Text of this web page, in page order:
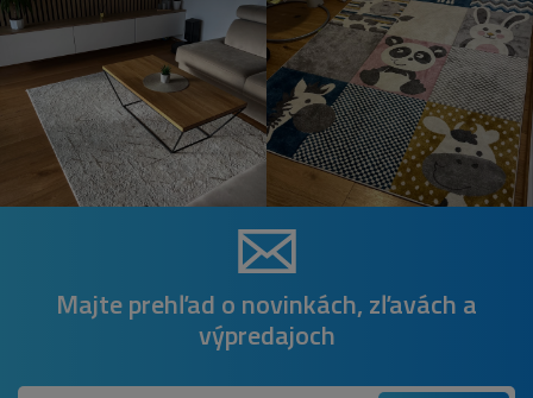
Majte prehľad o novinkách, zľavách a
výpredajoch